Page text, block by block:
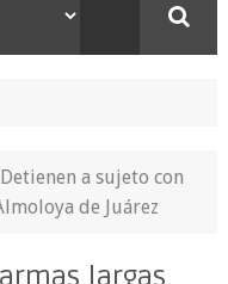
Detienen a sujeto con
de Juárez